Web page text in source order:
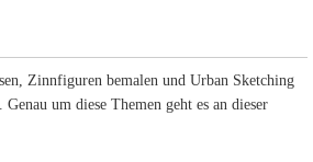
Zinnfiguren bemalen und Urban Sketching
um diese Themen geht es an dieser